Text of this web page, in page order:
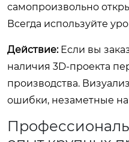
самопроизвольно
Всегда используйте
Действие:Если вы
наличия 3D-проекта
производства.
ошибки, незаметные на